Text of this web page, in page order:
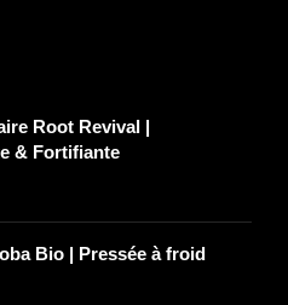
Root Revival |
& Fortifiante
Bio | Pressée à froid